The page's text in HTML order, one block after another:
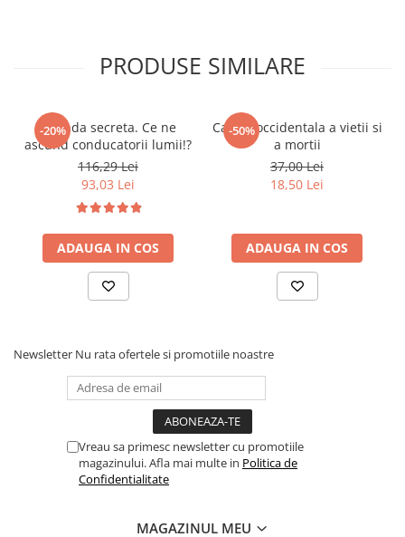
PRODUSE SIMILARE
-20%
Agenda secreta. Ce ne
ascund conducatorii lumii!?
116,29 Lei
93,03 Lei
ADAUGA IN COS
-50%
Cartea occidentala a vietii si
a mortii
37,00 Lei
18,50 Lei
ADAUGA IN COS
Newsletter Nu rata ofertele si promotiile noastre
Vreau sa primesc newsletter cu promotiile
magazinului. Afla mai multe in Politica de
Confidentialitate
MAGAZINUL MEU